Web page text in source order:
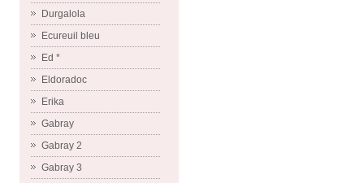
Durgalola
Ecureuil bleu
Ed *
Eldoradoc
Erika
Gabray
Gabray 2
Gabray 3